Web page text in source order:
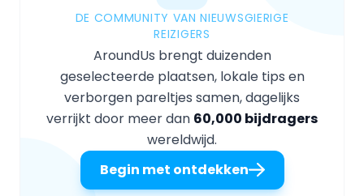
DE COMMUNITY VAN NIEUWSGIERIGE
REIZIGERS
AroundUs brengt duizenden
geselecteerde plaatsen, lokale tips en
verborgen pareltjes samen, dagelijks
verrijkt door meer dan 60,000 bijdragers
wereldwijd.
Begin met ontdekken